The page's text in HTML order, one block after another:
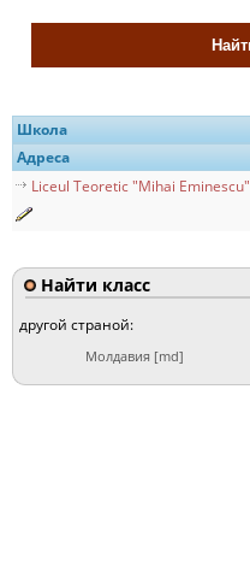
Школа
Адреса
Liceul Teoretic "Mihai Eminescu"
Найти класс
другой страной:
Молдавия [md]